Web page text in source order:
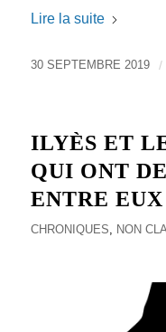
Lire la suite
30 SEPTEMBRE 2019 /
ILYÈS ET
QUI ONT
ENTRE
CHRONIQUES NON